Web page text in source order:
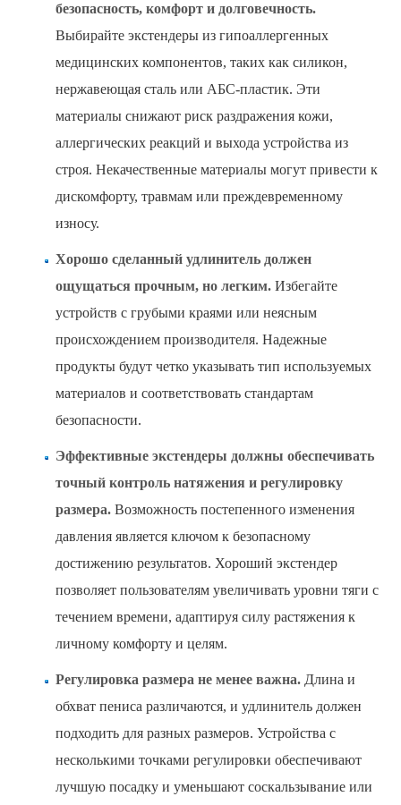
безопасность, комфорт и долговечность.
Выбирайте экстендеры из гипоаллергенных
медицинских компонентов, таких как силикон,
нержавеющая сталь или АБС-пластик. Эти
материалы снижают риск раздражения кожи,
аллергических реакций и выхода устройства из
строя. Некачественные материалы могут привести к
дискомфорту, травмам или преждевременному
износу.
Хорошо сделанный удлинитель должен
ощущаться прочным, но легким. Избегайте
устройств с грубыми краями или неясным
происхождением производителя. Надежные
продукты будут четко указывать тип используемых
материалов и соответствовать стандартам
безопасности.
Эффективные экстендеры должны обеспечивать
точный контроль натяжения и регулировку
размера. Возможность постепенного изменения
давления является ключом к безопасному
достижению результатов. Хороший экстендер
позволяет пользователям увеличивать уровни тяги с
течением времени, адаптируя силу растяжения к
личному комфорту и целям.
Регулировка размера не менее важна. Длина и
обхват пениса различаются, и удлинитель должен
подходить для разных размеров. Устройства с
несколькими точками регулировки обеспечивают
лучшую посадку и уменьшают соскальзывание или